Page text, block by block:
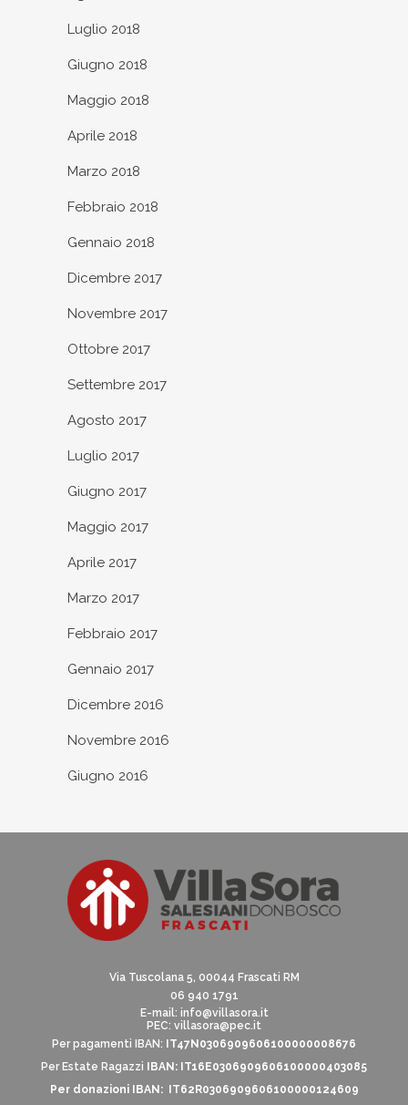
Luglio 2018
Giugno 2018
Maggio 2018
Aprile 2018
Marzo 2018
Febbraio 2018
Gennaio 2018
Dicembre 2017
Novembre 2017
Ottobre 2017
Settembre 2017
Agosto 2017
Luglio 2017
Giugno 2017
Maggio 2017
Aprile 2017
Marzo 2017
Febbraio 2017
Gennaio 2017
Dicembre 2016
Novembre 2016
Giugno 2016
Via Tuscolana 5, 00044 Frascati RM
06 940 1791
E-mail: info@villasora.it
PEC: villasora@pec.it
Per pagamenti IBAN:
IT47N0306909606100000008676
Per Estate Ragazzi
IBAN: IT16E0306909606100000403085
Per donazioni IBAN: IT62R0306909606100000124609